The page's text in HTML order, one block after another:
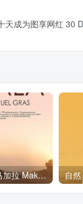
天成为图享网红 30
社会生活纪录片《马加拉 Makala》下载